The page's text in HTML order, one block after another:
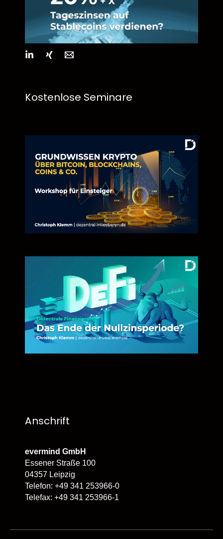
Kostenlose Seminare
Anschrift
evermind GmbH
Essener Straße 100
04357 Leipzig
Telefon: +49 341 253966-0
Telefax: +49 341 253966-1